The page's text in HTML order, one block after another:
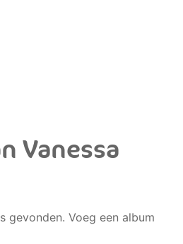
Vanessa
gevonden. Voeg een album